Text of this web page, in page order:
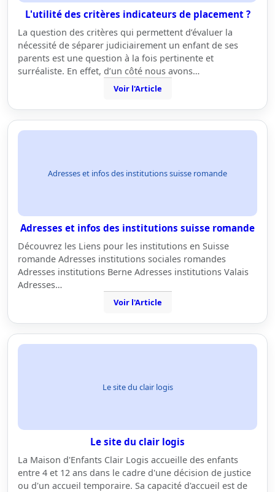
L'utilité des critères indicateurs de placement ?
La question des critères qui permettent d’évaluer la
nécessité de séparer judiciairement un enfant de ses
parents est une question à la fois pertinente et
surréaliste. En effet, d’un côté nous avons…
Voir l'Article
Adresses et infos des institutions suisse romande
Adresses et infos des institutions suisse romande
Découvrez les Liens pour les institutions en Suisse
romande Adresses institutions sociales romandes
Adresses institutions Berne Adresses institutions Valais
Adresses…
Voir l'Article
Le site du clair logis
Le site du clair logis
La Maison d'Enfants Clair Logis accueille des enfants
entre 4 et 12 ans dans le cadre d'une décision de justice
ou d'un accueil temporaire. Sa capacité d'accueil est de